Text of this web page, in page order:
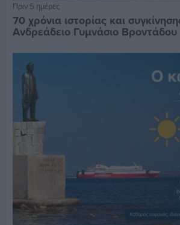
Πριν 5 ημέρες
70 χρόνια ιστορίας και
Ανδρεάδειο Γυμνάσιο Βροντάδου